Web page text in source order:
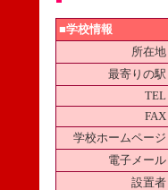
■学校情報
所在地
最寄りの駅
TEL
FAX
学校ホームページ
電子メール
設置者